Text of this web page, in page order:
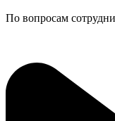
По вопросам